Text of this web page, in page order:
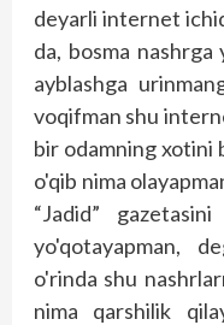
deyarli internet
da, bosma nashrga
ayblashga
voqifman shu
bir odamning xotini
o'qib nima
“Jadid”
yo'qotayapman,
o'rinda shu
nima qarshilik